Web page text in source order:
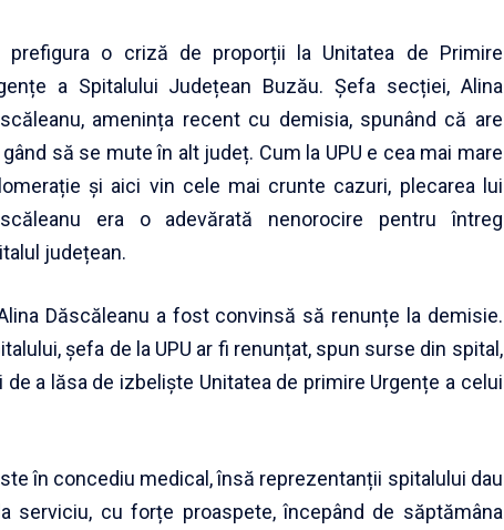
prefigura o criză de proporții la Unitatea de Primire
a Spitalului Județean Buzău. Șefa secției, Alina
amenința recent cu demisia, spunând că are
gând să se mute în alt județ. Cum la UPU e cea mai mare
și aici vin cele mai crunte cazuri, plecarea lui
era o adevărată nenorocire pentru întreg
județean.
Dăscăleanu a fost convinsă să renunțe la demisie.
șefa de la UPU ar fi renunțat, spun surse din spital,
de a lăsa de izbeliște Unitatea de primire Urgențe a celui
în concediu medical, însă reprezentanții spitalului dau
serviciu, cu forțe proaspete, începând de săptămâna